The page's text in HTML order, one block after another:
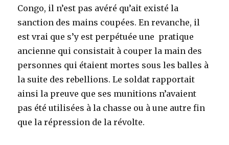
Congo, il n’est pas avéré qu’ait existé la
sanction des mains coupées. En revanche, il
est vrai que s’y est perpétuée une pratique
ancienne qui consistait à couper la main des
personnes qui étaient mortes sous les balles à
la suite des rebellions. Le soldat rapportait
ainsi la preuve que ses munitions n’avaient
pas été utilisées à la chasse ou à une autre fin
que la répression de la révolte.